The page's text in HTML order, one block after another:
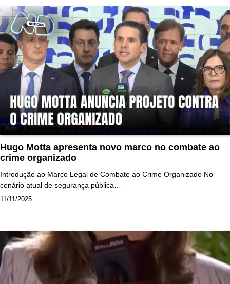
Hugo Motta apresenta novo marco no combate ao
crime organizado
Introdução ao Marco Legal de Combate ao Crime Organizado No
cenário atual de segurança pública…
11/11/2025